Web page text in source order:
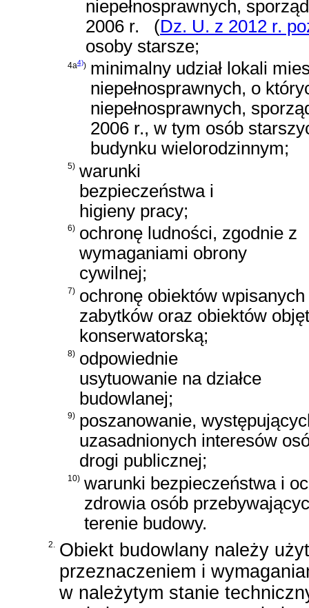
niepełnosprawnych,
2006 r.
(Dz. U. z 2012 r.
osoby starsze;
4a4)) minimalny udział lokali
niepełnosprawnych, o
niepełnosprawnych,
2006 r., w tym osób
budynku wielorodzinnym;
5) warunki
bezpieczeństwa i
higieny pracy;
6) ochronę ludności, zgodnie z
wymaganiami obrony
cywilnej;
7) ochronę obiektów
zabytków oraz obiektów
konserwatorską;
8) odpowiednie
usytuowanie na działce
budowlanej;
9) poszanowanie,
uzasadnionych interesów
drogi publicznej;
10) warunki bezpieczeństwa i
zdrowia osób
terenie budowy.
2. Obiekt budowlany należy
przeznaczeniem i
w należytym stanie